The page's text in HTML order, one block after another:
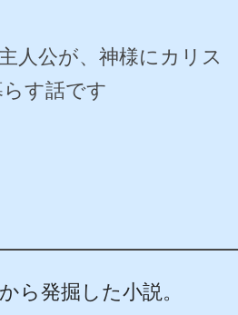
人公が、神様にカリス
す話です
ら発掘した小説。